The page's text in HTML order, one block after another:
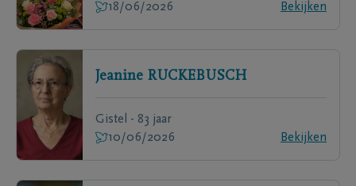
18/06/2026
Bekijken
Jeanine RUCKEBUSCH
Gistel - 83 jaar
10/06/2026
Bekijken